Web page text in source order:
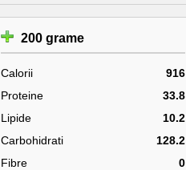
200 grame
Calorii
916
Proteine
33.8
Lipide
10.2
Carbohidrati
128.2
Fibre
0